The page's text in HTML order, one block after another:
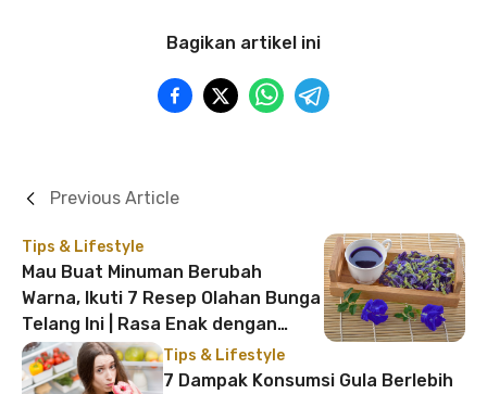
Bagikan artikel ini
Tips & Lifestyle
Mau Buat Minuman Berubah
Warna, Ikuti 7 Resep Olahan Bunga
Telang Ini | Rasa Enak dengan
Tampilan Menarik!
Previous Article
Tips & Lifestyle
7 Dampak Konsumsi Gula Berlebih